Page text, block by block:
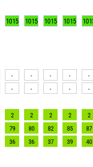
1015 1015 1015 1015
- - - - -
- - - - -
2 2 2 2 2
79 80 82 85 87
36 36 37 39 40